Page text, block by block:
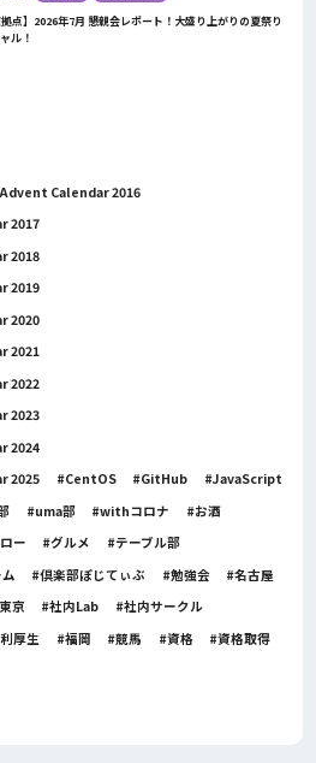
拠点】2026年7月 懇親会レポート！大盛り上がりの夏祭り
ル！
Calendar 2016
2017
2018
2019
2020
2021
2022
2023
2024
2025
CentOS GitHub
JavaScript
uma部 withコロナ
お酒
ー グルメ
テーブル部
倶楽部ぽじてぃぶ 勉強会
名古屋
京 社内Lab
社内サークル
厚生 福岡 競馬 資格
資格取得